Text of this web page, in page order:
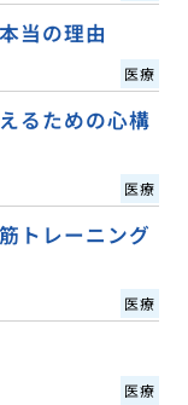
当の理由
医療
るための心構
医療
トレーニング
医療
医療